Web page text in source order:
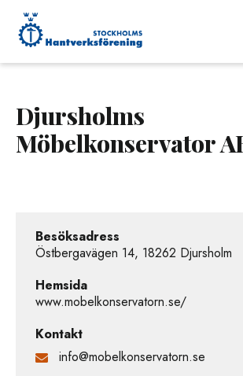
Djursholms
Möbelkonservator
Besöksadress
Östbergavägen 14, 18262 Djursholm
Hemsida
www.mobelkonservatorn.se/
Kontakt
info@mobelkonservatorn.se